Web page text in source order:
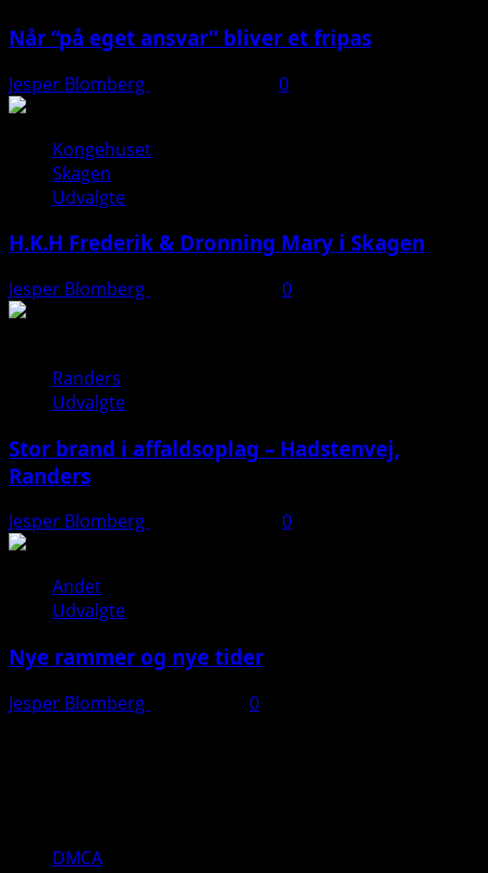
Når “på eget ansvar” bliver et fripas
Jesper Blomberg 0
Kongehuset
Skagen
Udvalgte
H.K.H Frederik & Dronning Mary i Skagen
Jesper Blomberg 0
Randers
Udvalgte
Stor brand i affaldsoplag – Hadstenvej,
Randers
Jesper Blomberg 0
Andet
Udvalgte
Nye rammer og nye tider
Jesper Blomberg
0
DMCA